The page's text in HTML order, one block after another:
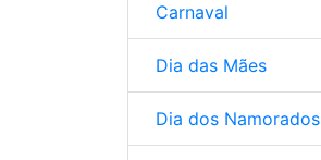
Carnaval
Dia das Mães
Dia dos Namorados